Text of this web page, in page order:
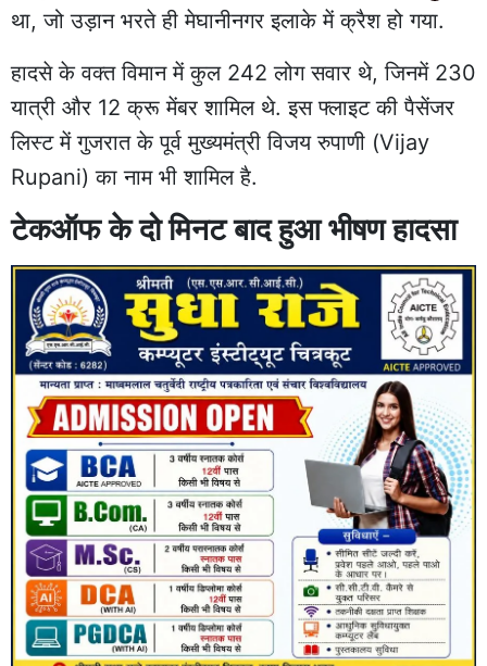
था, जो उड़ान भरते ही मेघानीनगर इलाके में क्रैश हो गया.
हादसे के वक्त विमान में कुल 242 लोग सवार थे, जिनमें 230
यात्री और 12 क्रू मेंबर शामिल थे. इस फ्लाइट की पैसेंजर
लिस्ट में गुजरात के पूर्व मुख्यमंत्री विजय रुपाणी (Vijay
Rupani) का नाम भी शामिल है.
टेकऑफ के दो मिनट बाद हुआ भीषण हादसा